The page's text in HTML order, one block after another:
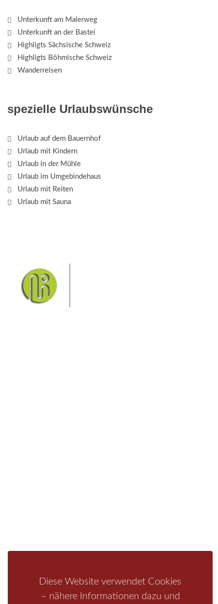
Diese Website verwendet Cookies
– nähere Informationen dazu und
Unterkunft am Malerweg
Unterkunft an der Bastei
Highligts Sächsische Schweiz
Highligts Böhmische Schweiz
Wanderreisen
spezielle Urlaubswünsche
Urlaub auf dem Bauernhof
Urlaub mit Kindern
Urlaub in der Mühle
Urlaub im Umgebindehaus
Urlaub mit Reiten
Urlaub mit Sauna
Boofen Mediathek